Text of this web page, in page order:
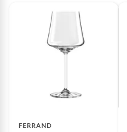
FERRAND